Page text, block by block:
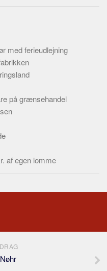
med ferieudlejning
på grænsehandel
af egen lomme